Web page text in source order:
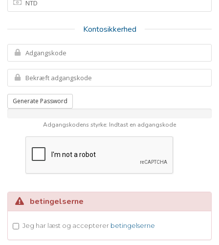
Kontosikkerhed
Generate Password
Adgangskodens styrke: Indtast en adgangskode
betingelserne
Jeg har læst og accepterer betingelserne